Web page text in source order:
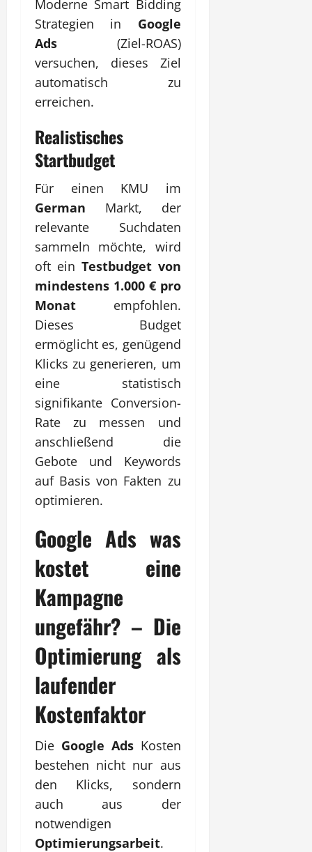
Moderne Smart Bidding
Strategien in Google
Ads (Ziel-ROAS)
versuchen, dieses Ziel
automatisch zu
erreichen.
Realistisches
Startbudget
Für einen KMU im
German Markt, der
relevante Suchdaten
sammeln möchte, wird
oft ein Testbudget von
mindestens 1.000 € pro
Monat empfohlen.
Dieses Budget
ermöglicht es, genügend
Klicks zu generieren, um
eine statistisch
signifikante Conversion-
Rate zu messen und
anschließend die
Gebote und Keywords
auf Basis von Fakten zu
optimieren.
Google Ads was
kostet eine
Kampagne
ungefähr? – Die
Optimierung als
laufender
Kostenfaktor
Die Google AdsKosten
bestehen nicht nur aus
den Klicks, sondern
auch aus der
notwendigen
Optimierungsarbeit.